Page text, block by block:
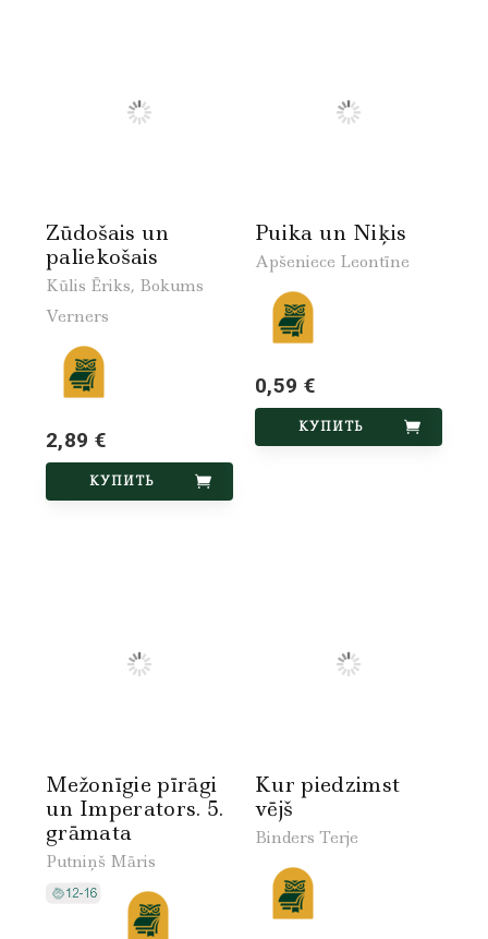
Zūdošais un
paliekošais
Kūlis Ēriks, Bokums
Verners
2,89 €
КУПИТЬ
Puika un Niķis
Apšeniece Leontīne
0,59 €
КУПИТЬ
Mežonīgie pīrāgi
un Imperators. 5.
grāmata
Putniņš Māris
Kur piedzimst
vējš
Binders Terje